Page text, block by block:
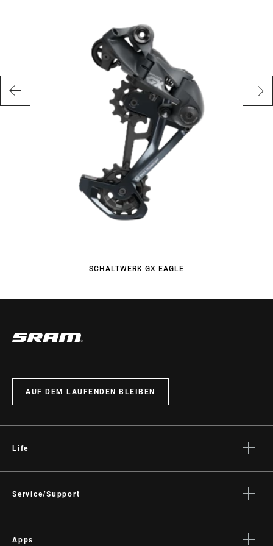
SCHALTWERK GX EAGLE
AUF DEM LAUFENDEN BLEIBEN
Life
Kultur
Service/Support
Händler Support
Apps